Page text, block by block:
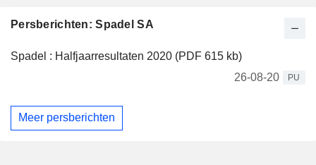
Persberichten: Spadel SA
Spadel : Halfjaarresultaten 2020 (PDF 615 kb)
26-08-20
PU
Meer persberichten